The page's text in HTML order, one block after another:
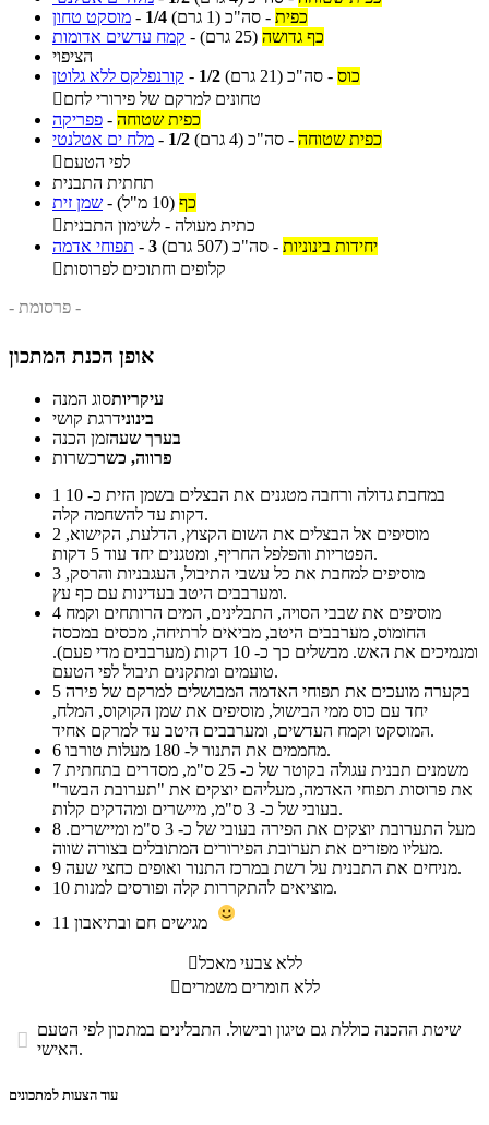
מוסקט טחון - 1/4 כפית - סה"כ (1 גרם)
קמח עדשים אדומות - כף גדושה (25 גרם)
הציפוי
קורנפלקס ללא גלוטן - 1/2 כוס - סה"כ (21 גרם)
טחונים למרקם של פירורי לחם
פפריקה - כפית שטוחה
מלח ים אטלנטי - 1/2 כפית שטוחה - סה"כ (4 גרם)
לפי הטעם
תחתית התבנית
שמן זית - כף (10 מ"ל)
כתית מעולה - לשימון התבנית
תפוחי אדמה - 3 יחידות בינוניות - סה"כ (507 גרם)
קלופים וחתוכים לפרוסות
- פרסומת -
אופן הכנת המתכון
עיקריותסוג המנה
בינונידרגת קושי
בערך שעהזמן הכנה
פרווה, כשרכשרות
1
דקות עד להשחמה קלה.
2
הפטריות והפלפל החריף, ומטגנים יחד עוד 5 דקות.
3
ומערבבים היטב בעדינות עם כף עץ.
4
החומוס, מערבבים היטב, מביאים לרתיחה, מכסים במכסה
ומנמיכים את האש. מבשלים כך כ- 10 דקות (מערבבים מדי פעם).
טועמים ומתקנים תיבול לפי הטעם.
5
יחד עם כוס ממי הבישול, מוסיפים את שמן הקוקוס, המלח,
המוסקט וקמח העדשים, ומערבבים היטב עד למרקם אחיד.
6
מחממים את התנור ל- 180 מעלות טורבו.
7
את פרוסות תפוחי האדמה, מעליהם יוצקים את "תערובת הבשר"
בעובי של כ- 3 ס"מ, מיישרים ומהדקים קלות.
8
מעליו מפזרים את תערובת הפירורים המתובלים בצורה שווה.
9
מניחים את התבנית על רשת במרכז התנור ואופים כחצי שעה.
10
מוציאים להתקררות קלה ופורסים למנות.
11
ללא צבעי מאכל
ללא חומרים משמרים
 שיטת ההכנה כוללת גם טיגון ובישול. התבלינים במתכון לפי הטעם
האישי.
עוד הצעות למתכונים